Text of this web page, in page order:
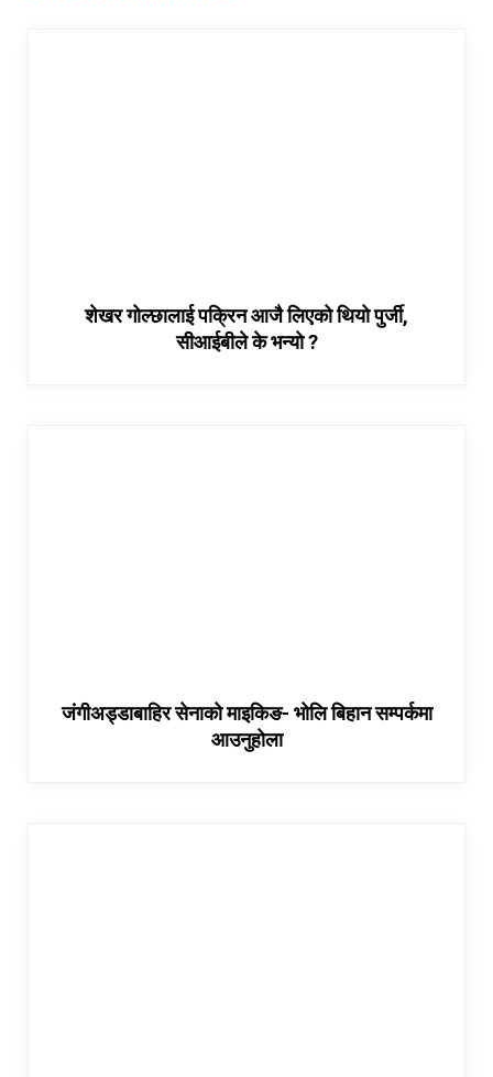
शेखर गोल्छालाई पक्रिन आजै लिएको थियो पुर्जी,
सीआईबीले के भन्यो ?
जंगीअड्डाबाहिर सेनाको माइकिङ- भोलि बिहान सम्पर्कमा
आउनुहोला